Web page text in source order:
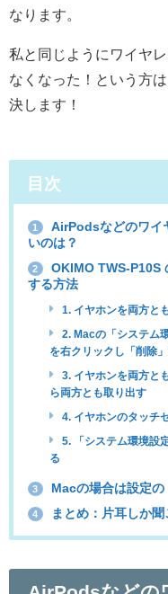
なります。
私と同じようにワイヤ
なくなった！という方
決します！
目次
1
AirPodsなどのワイ
いのは？
2
OKIMO TWS-P10S
する方法
1. イヤホンを両方と
2. Macの「システム
を右クリックし「削除」
3. イヤホンを両方と
ら両方とも取り出す
4. イヤホンのタッチ
5. 「システム環境設
る
3 Macの場合は設定の
4 まとめ：片耳しか